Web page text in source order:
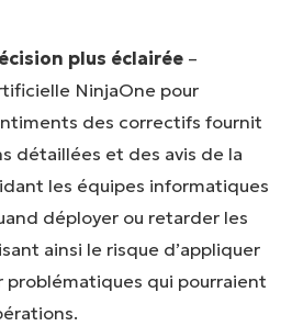
plus éclairée–
NinjaOne pour
des correctifs fournit
détaillées et des avis de la
les équipes informatiques
déployer ou retarder les
ainsi le risque d’appliquer
problématiques qui pourraient